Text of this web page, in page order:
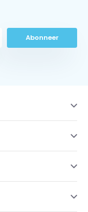
Abonneer